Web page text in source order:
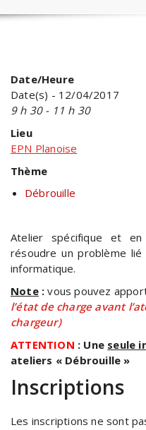
Date/Heure
Date(s) - 12/04/2017
9 h 30 - 11 h 30
Lieu
EPN Planoise
Thème
Débrouille
Atelier spécifique et
résoudre un problème
informatique.
Note: vous pouvez
l’état de charge avant
chargeur)
ATTENTION : Une seule
ateliers « Débrouille »
Inscriptions
Les inscriptions ne sont